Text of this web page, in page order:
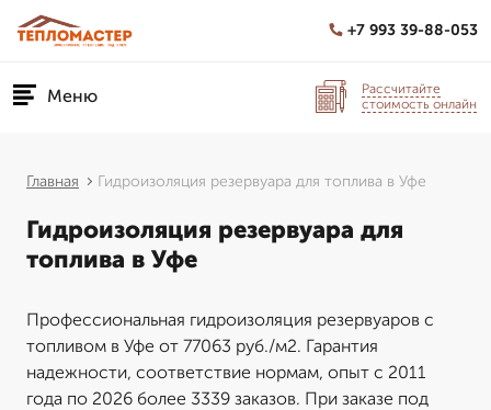
+7 993 39-88-053
Меню
Рассчитайте
стоимость онлайн
Главная Гидроизоляция резервуара для топлива в Уфе
Гидроизоляция резервуара для
топлива в Уфе
Профессиональная гидроизоляция резервуаров с
топливом в Уфе от 77063 руб./м2. Гарантия
надежности, соответствие нормам, опыт с 2011
года по 2026 более 3339 заказов. При заказе под